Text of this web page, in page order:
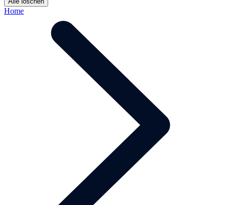
Home